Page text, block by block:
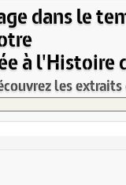
dans le
à l'Histoire
les